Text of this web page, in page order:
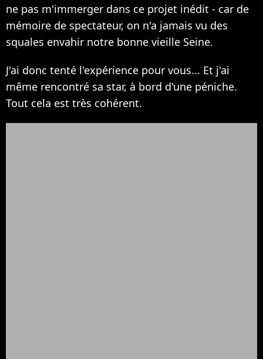
ne pas m'immerger dans ce projet inédit - car de
mémoire de spectateur, on n'a jamais vu des
squales envahir notre bonne vieille Seine.
J'ai donc tenté l'expérience pour vous... Et j'ai
même rencontré sa star, à bord d'une péniche.
Tout cela est très cohérent.